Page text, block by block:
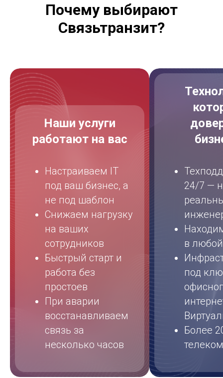
Почему выбирают
Связьтранзит?
Наши услуги
работают на вас
Настраиваем IT
под ваш бизнес, а
не под шаблон
Снижаем нагрузку
на ваших
сотрудников
Быстрый старт и
работа без
простоев
При аварии
восстанавливаем
связь за
несколько часов
24/7 —
в
под
Более